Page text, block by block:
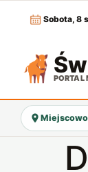
Sobota, 8
PORTAL